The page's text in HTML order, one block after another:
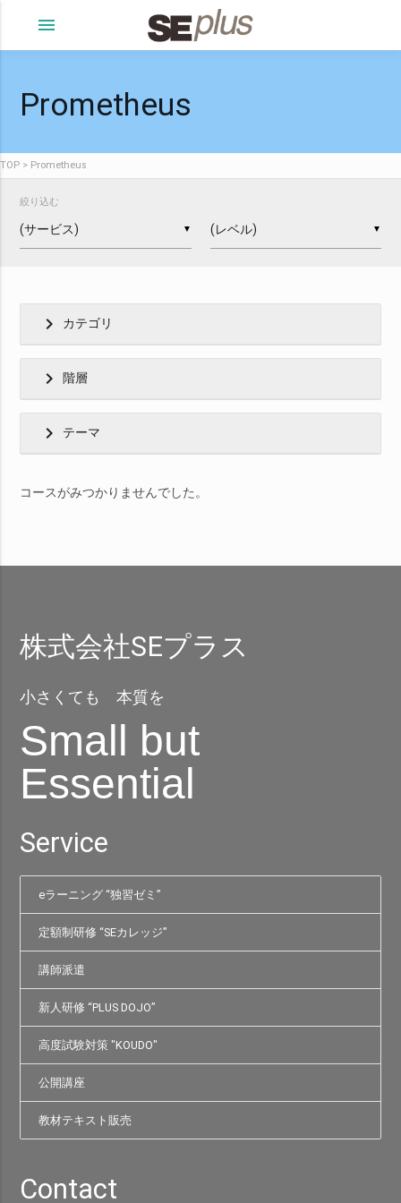
menu
Prometheus
TOP Prometheus
絞り込む
▼ ▼
chevron_right カテゴリ
chevron_right 階層
chevron_right テーマ
コースがみつかりませんでした。
株式会社SEプラス
小さくても 本質を
Small but
Essential
Service
eラーニング “独習ゼミ”
定額制研修 “SEカレッジ”
講師派遣
新人研修 “PLUS DOJO”
高度試験対策 "KOUDO"
公開講座
教材テキスト販売
Contact